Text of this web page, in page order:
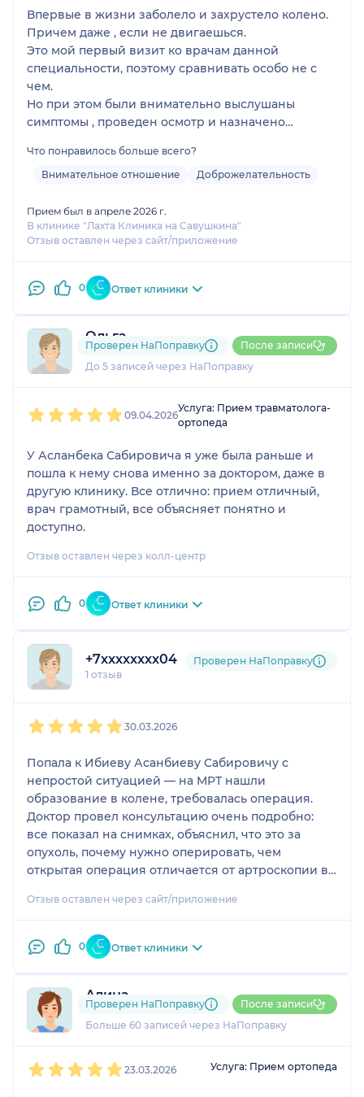
проводят плановые
операции,
замечательное:
небольшое, уютное,
безукоризненно
чистое. Отзывчивый и
внимательный
есть санузел, что очень
удобно, особенно,
после операции
напоминал мне
героиню сказки
вместо хвоста
подарили ноги....
коллективу,
творческих успехов и
замечательных
Впервые в жизни заболело и захрустело колено.
Причем даже , если не двигаешься.
Это мой первый визит ко врачам данной
специальности, поэтому сравнивать особо не с
чем.
Но при этом были внимательно выслушаны
симптомы , проведен осмотр и назначено
После приема я стала спокойнее .
По результатам лечения пойду на повторный
Что понравилось больше всего?
Внимательное отношение
Доброжелательность
Прием был в апреле 2026 г.
В клинике "Лахта Клиника на Савушкина"
Отзыв оставлен через сайт/приложение
0 Ответ клиники
Ольга
1 отзыв
До 5 записей через НаПоправку
Проверен НаПоправку После записи
09.04.2026
Услуга: Прием травматолога-
ортопеда
У Асланбека Сабировича я уже была раньше и
пошла к нему снова именно за доктором, даже в
другую клинику. Все отлично: прием отличный,
врач грамотный, все объясняет понятно и
доступно.
Отзыв оставлен через колл-центр
0 Ответ клиники
+7xxxxxxxx04
1 отзыв
Проверен НаПоправку
30.03.2026
Попала к Ибиеву Асанбиеву Сабировичу с
непростой ситуацией — на МРТ нашли
образование в колене, требовалась операция.
Доктор провел консультацию очень подробно:
все показал на снимках, объяснил, что это за
опухоль, почему нужно оперировать, чем
открытая операция отличается от артроскопии в
понятно, даже для неподготовленного человека.
профессионал своего дела.
Отзыв оставлен через сайт/приложение
0 Ответ клиники
Алина
13 отзывови13 оценок
Больше 60 записей через НаПоправку
Проверен НаПоправку После записи
23.03.2026 Услуга: Прием ортопеда